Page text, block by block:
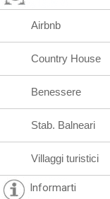
Airbnb
Country House
Benessere
Stab. Balneari
Villaggi turistici
Informarti